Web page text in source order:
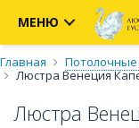
МЕНЮ
Главная
Люстра Венеция
Люстра